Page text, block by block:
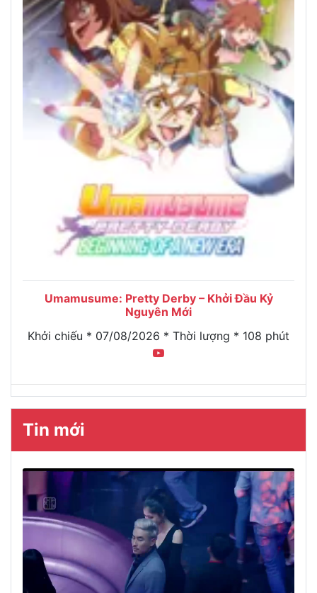
Umamusume: Pretty Derby – Khởi Đầu Kỷ
Nguyên Mới
Khởi chiếu * 07/08/2026 * Thời lượng * 108 phút
Tin mới